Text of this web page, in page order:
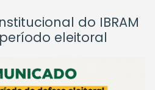
do IBRAM
eleitoral